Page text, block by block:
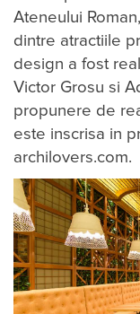
Ateneului
dintre atractiile
design a fost
Victor Grosu si
propunere de
este inscrisa in
archilovers.com.